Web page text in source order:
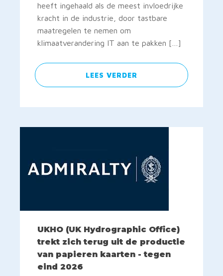
heeft ingehaald als de meest invloedrijke
kracht in de industrie, door tastbare
maatregelen te nemen om
klimaatverandering IT aan te pakken […]
LEES VERDER
UKHO (UK Hydrographic Office)
trekt zich terug uit de productie
van papieren kaarten - tegen
eind 2026